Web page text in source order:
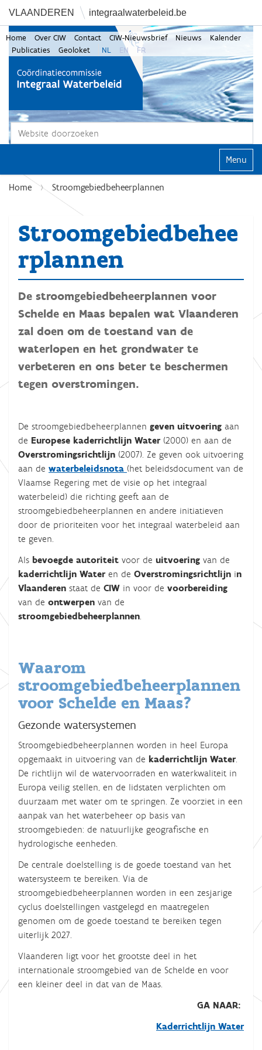
VLAANDEREN integraalwaterbeleid.be
Zoek
Home Over CIW Contact CIW-Nieuwsbrief Nieuws
Kalender
Publicaties
Geoloket NL EN FR
Klap
Home Stroomgebiedbeheerplannen
Stroomgebiedbehee
rplannen
De stroomgebiedbeheerplannen voor
Schelde en Maas bepalen wat Vlaanderen
zal doen om de toestand van de
waterlopen en het grondwater te
verbeteren en ons beter te beschermen
tegen overstromingen.
De stroomgebiedbeheerplannen geven uitvoering aan
de Europese kaderrichtlijn Water (2000) en aan de
Overstromingsrichtlijn (2007). Ze geven ook uitvoering
aan de waterbeleidsnota (het beleidsdocument van de
Vlaamse Regering met de visie op het integraal
waterbeleid) die richting geeft aan de
stroomgebiedbeheerplannen en andere initiatieven
door de prioriteiten voor het integraal waterbeleid aan
te geven.
Als bevoegde autoriteit voor de uitvoering van de
kaderrichtlijn Wateren de Overstromingsrichtlijn in
Vlaanderen staat de CIW in voor de voorbereiding
van de ontwerpen van de
stroomgebiedbeheerplannen
Waarom
stroomgebiedbeheerplannen
voor Schelde en Maas?
Gezonde watersystemen
Stroomgebiedbeheerplannen worden in heel Europa
opgemaakt in uitvoering van de kaderrichtlijn Water.
De richtlijn wil de watervoorraden en waterkwaliteit in
Europa veilig stellen, en de lidstaten verplichten om
duurzaam met water om te springen. Ze voorziet in een
aanpak van het waterbeheer op basis van
stroomgebieden: de natuurlijke geografische en
hydrologische eenheden.
De centrale doelstelling is de goede toestand van het
watersysteem te bereiken. Via de
stroomgebiedbeheerplannen worden in een zesjarige
cyclus doelstellingen vastgelegd en maatregelen
genomen om de goede toestand te bereiken tegen
uiterlijk 2027.
Vlaanderen ligt voor het grootste deel in het
internationale stroomgebied van de Schelde en voor
een kleiner deel in dat van de Maas.
GA NAAR:
Kaderrichtlijn Water